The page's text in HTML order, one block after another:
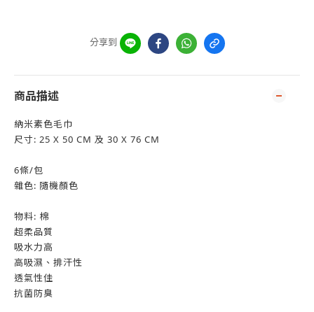
分享到
商品描述
納米素色毛巾
尺寸: 25 X 50 CM 及 30 X 76 CM
6條/包
雜色: 隨機顏色
物料: 棉
超柔品質
吸水力高
高吸濕、排汗性
透氣性佳
抗菌防臭